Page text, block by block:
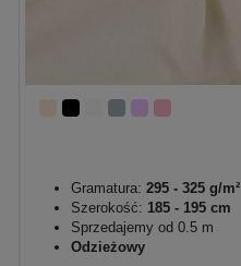
Gramatura: 295 - 325 g/m²
Szerokość: 185 - 195 cm
Sprzedajemy od 0.5 m
Odzieżowy